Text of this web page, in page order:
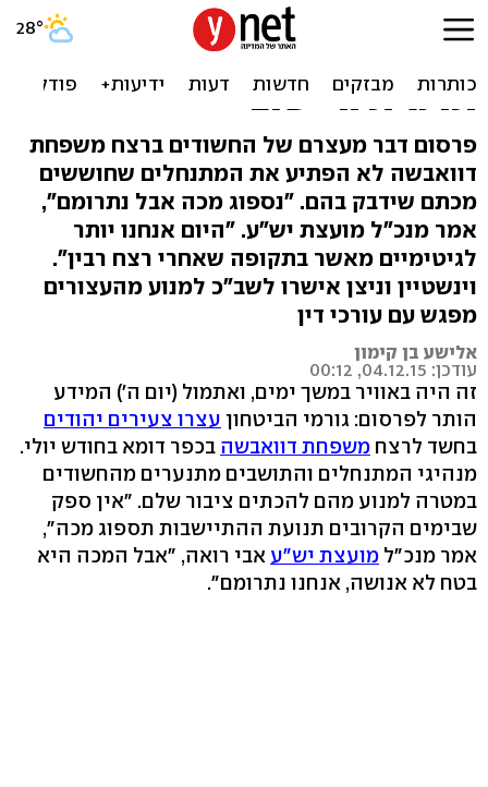
בהתנחלויות מתנערים
מהחשודים: "נלחמים על
תדמית היישוב"
פרסום דבר מעצרם של החשודים ברצח משפחת
דוואבשה לא הפתיע את המתנחלים שחוששים
מכתם שידבק בהם. "נספוג מכה אבל נתרומם",
אמר מנכ"ל מועצת יש"ע. "היום אנחנו יותר
לגיטימיים מאשר בתקופה שאחרי רצח רבין".
וינשטיין וניצן אישרו לשב"כ למנוע מהעצורים
מפגש עם עורכי דין
אלישע בן קימון
עודכן: 04.12.15, 00:12
זה היה באוויר במשך ימים, ואתמול (יום ה') המידע
הותר לפרסום: גורמי הביטחון עצרו צעירים יהודים
בחשד לרצח משפחת דוואבשה בכפר דומא בחודש יולי.
מנהיגי המתנחלים והתושבים מתנערים מהחשודים
במטרה למנוע מהם להכתים ציבור שלם. "אין ספק
שבימים הקרובים תנועת ההתיישבות תספוג מכה",
אמר מנכ"ל מועצת יש"ע אבי רואה, "אבל המכה היא
בטח לא אנושה, אנחנו נתרומם".